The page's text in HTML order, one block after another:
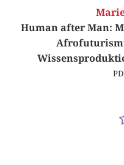
Human after Man: